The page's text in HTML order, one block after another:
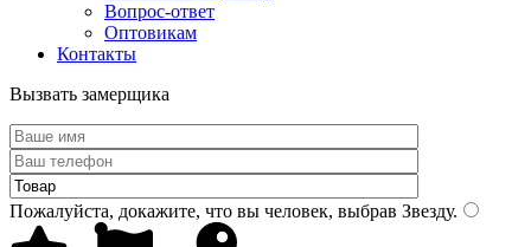
Вопрос-ответ
Оптовикам
Контакты
Вызвать замерщика
Пожалуйста, докажите, что вы человек, выбрав Звезду.